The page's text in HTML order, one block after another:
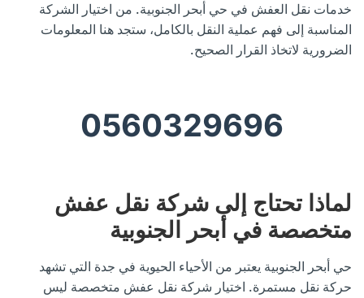
خدمات نقل العفش في حي أبحر الجنوبية. من اختيار الشركة
المناسبة إلى فهم عملية النقل بالكامل، ستجد هنا المعلومات
الضرورية لاتخاذ القرار الصحيح.
0560329696
لماذا تحتاج إلى شركة نقل عفش
متخصصة في أبحر الجنوبية
حي أبحر الجنوبية يعتبر من الأحياء الحيوية في جدة التي تشهد
حركة نقل مستمرة. اختيار شركة نقل عفش متخصصة ليس